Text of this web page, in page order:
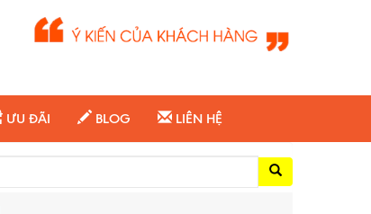
ƯU ĐÃI BLOG LIÊN HỆ